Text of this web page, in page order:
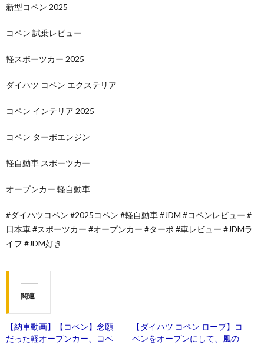
新型コペン 2025
コペン 試乗レビュー
軽スポーツカー 2025
ダイハツ コペン エクステリア
コペン インテリア 2025
コペン ターボエンジン
軽自動車 スポーツカー
オープンカー 軽自動車
#ダイハツコペン #2025コペン #軽自動車 #JDM #コペンレビュー #
日本車 #スポーツカー #オープンカー #ターボ #車レビュー #JDMラ
イフ #JDM好き
関連
【納車動画】【コペン】念願
だった軽オープンカー、コペ
【ダイハツ コペン ローブ】コ
ペンをオープンにして、風の